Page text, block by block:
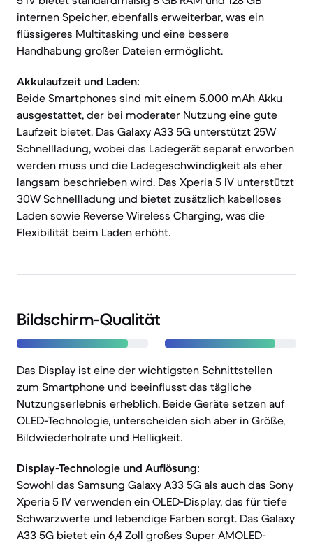
internen Speicher, ebenfalls erweiterbar, was ein
flüssigeres Multitasking und eine bessere
Handhabung großer Dateien ermöglicht.
Akkulaufzeit und Laden:
Beide Smartphones sind mit einem 5.000 mAh Akku
ausgestattet, der bei moderater Nutzung eine gute
Laufzeit bietet. Das Galaxy A33 5G unterstützt 25W
Schnellladung, wobei das Ladegerät separat erworben
werden muss und die Ladegeschwindigkeit als eher
langsam beschrieben wird. Das Xperia 5 IV unterstützt
30W Schnellladung und bietet zusätzlich kabelloses
Laden sowie Reverse Wireless Charging, was die
Flexibilität beim Laden erhöht.
Bildschirm-Qualität
Das Display ist eine der wichtigsten Schnittstellen
zum Smartphone und beeinflusst das tägliche
Nutzungserlebnis erheblich. Beide Geräte setzen auf
OLED-Technologie, unterscheiden sich aber in Größe,
Bildwiederholrate und Helligkeit.
Display-Technologie und Auflösung:
Sowohl das Samsung Galaxy A33 5G als auch das Sony
Xperia 5 IV verwenden ein OLED-Display, das für tiefe
Schwarzwerte und lebendige Farben sorgt. Das Galaxy
A33 5G bietet ein 6,4 Zoll großes Super AMOLED-